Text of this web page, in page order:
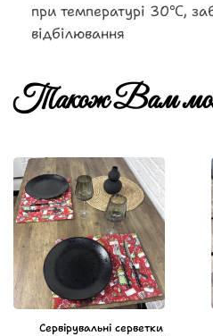
при температурі 30℃,
відбілювання
Також Вам може
Сервірувальні серветки